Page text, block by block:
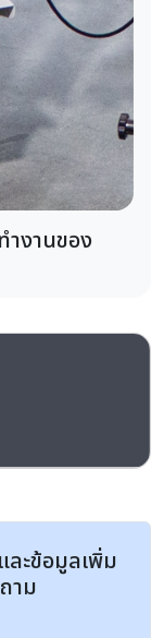
งานของ
ละข้อมูลเพิ่ม
าม